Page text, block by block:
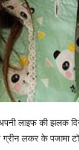
लाइफ की झलक
लकर के पजामा